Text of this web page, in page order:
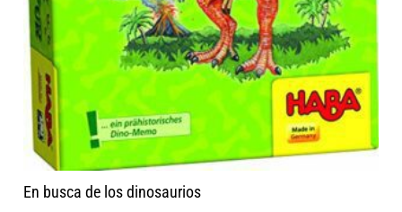
En busca de los dinosaurios